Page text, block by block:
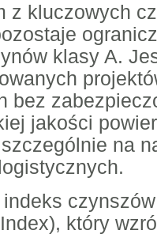
z kluczowych
klasy A.
bez
jakości
na
który